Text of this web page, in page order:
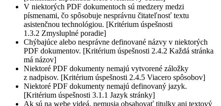
V niektorých PDF dokumentoch sú medzery medzi
písmenami, čo spôsobuje nesprávnu čitateľnosť textu
asistenčnou technológiou. [Kritérium úspešnosti
1.3.2 Zmysluplné poradie]
Chýbajúce alebo nesprávne definované názvy v niektorých
PDF dokumentov. [Kritérium úspešnosti 2.4.2 Každá stránka
má názov]
Niektoré PDF dokumenty nemajú vytvorené záložky
z nadpisov. [Kritérium úspešnosti 2.4.5 Viacero spôsobov]
Niektoré PDF dokumenty nemajú definovaný jazyk.
[Kritérium úspešnosti 3.1.1 Jazyk stránky]
Ak sú na webe videá, nemusia obsahovať titulky ani textový